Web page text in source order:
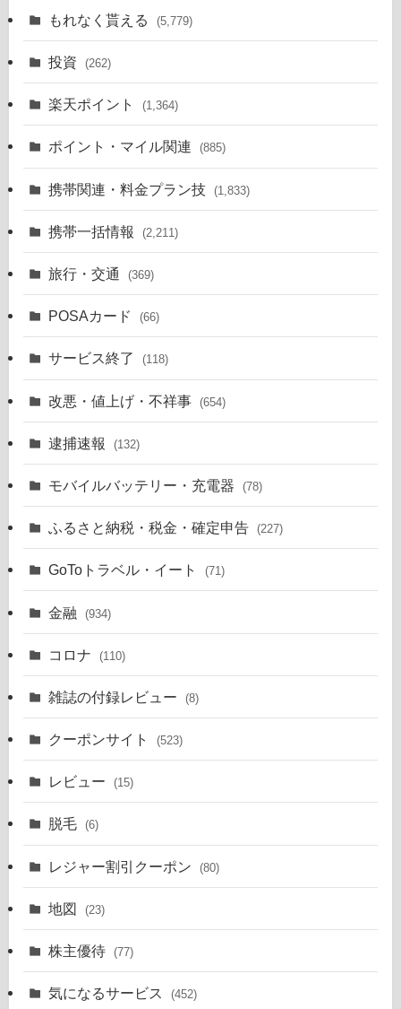
もれなく貰える (5,779)
投資 (262)
楽天ポイント (1,364)
ポイント・マイル関連 (885)
携帯関連・料金プラン技 (1,833)
携帯一括情報 (2,211)
旅行・交通 (369)
POSAカード (66)
サービス終了 (118)
改悪・値上げ・不祥事 (654)
逮捕速報 (132)
モバイルバッテリー・充電器 (78)
ふるさと納税・税金・確定申告 (227)
GoToトラベル・イート (71)
金融 (934)
コロナ (110)
雑誌の付録レビュー (8)
クーポンサイト (523)
レビュー (15)
脱毛 (6)
レジャー割引クーポン (80)
地図 (23)
株主優待 (77)
気になるサービス (452)